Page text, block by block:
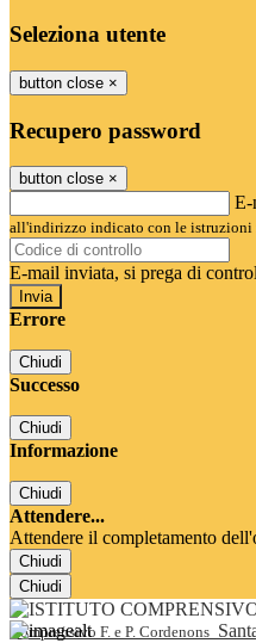
Seleziona utente
button close ×
Recupero password
button close ×
E-
all'indirizzo indicato con le istruzioni
E-mail inviata, si prega di
Errore
Chiudi
Successo
Chiudi
Informazione
Chiudi
Attendere...
Attendere il completamento
Chiudi
Chiudi
Comprensivo F. e P. Cordenons